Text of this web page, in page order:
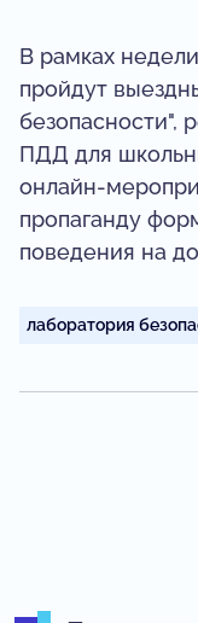
В рамках
пройдут
безопасности",
ПДД для
онлайн-
пропаганду
поведения на
лаборатория